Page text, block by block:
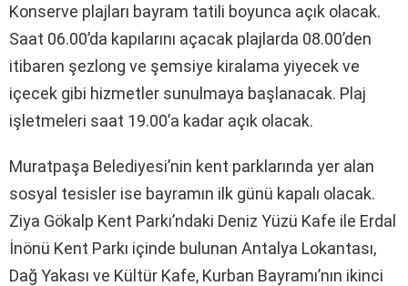
Konserve plajları bayram tatili boyunca açık olacak.
Saat 06.00’da kapılarını açacak plajlarda 08.00’den
itibaren şezlong ve şemsiye kiralama yiyecek ve
içecek gibi hizmetler sunulmaya başlanacak. Plaj
işletmeleri saat 19.00’a kadar açık olacak.
Muratpaşa Belediyesi’nin kent parklarında yer alan
sosyal tesisler ise bayramın ilk günü kapalı olacak.
Ziya Gökalp Kent Parkı’ndaki Deniz Yüzü Kafe ile Erdal
İnönü Kent Parkı içinde bulunan Antalya Lokantası,
Dağ Yakası ve Kültür Kafe, Kurban Bayramı’nın ikinci